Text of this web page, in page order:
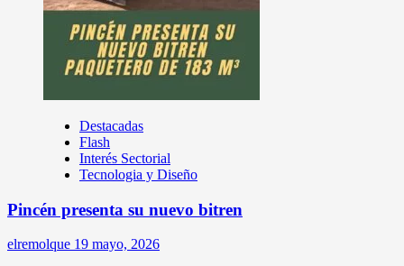
Destacadas
Flash
Interés Sectorial
Tecnologia y Diseño
Pincén presenta su nuevo bitren
elremolque 19 mayo, 2026